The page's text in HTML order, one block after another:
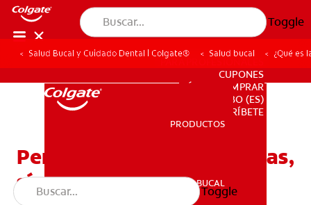
Toggle
PRODUCTOS
SALUD BUCAL
PARA PROFESIONALES
CUPONES
DÓNDE COMPRAR
BO (ES)
SUSCRÍBETE
PRODUCTOS
SALUD BUCAL
Toggle
Salud Bucal y Cuidado Dental | Colgate® Salud bucal ¿Qué es
Periodontitis apical: Causas,
síntomas y tratamientos